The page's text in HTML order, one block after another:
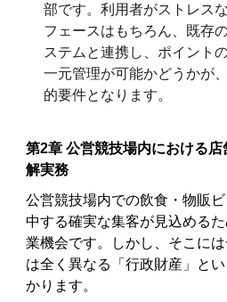
部です。利用者がストレス
フェースはもちろん、既存
ステムと連携し、ポイント
一元管理が可能かどうかが
的要件となります。
第2章 公営競技場内における
解実務
公営競技場内での飲食・物販
中する確実な集客が見込める
業機会です。しかし、そこに
は全く異なる「行政財産」と
かります。